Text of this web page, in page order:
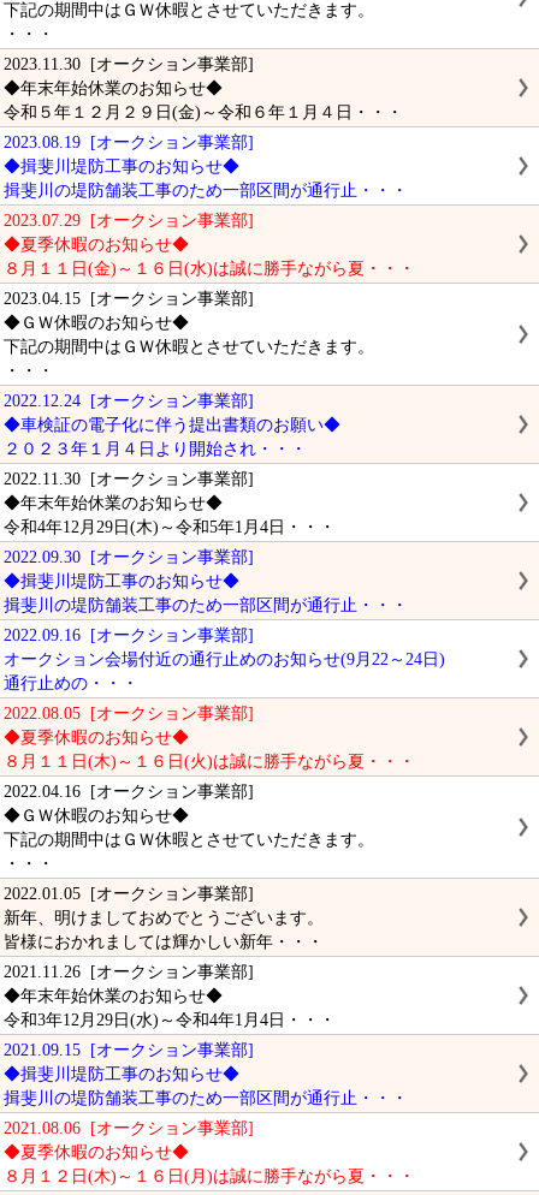
下記の期間中はＧＷ休暇とさせていただきます。
・・・
2023.11.30 [オークション事業部]
◆年末年始休業のお知らせ◆
令和５年１２月２９日(金)～令和６年１月４日・・・
2023.08.19 [オークション事業部]
◆揖斐川堤防工事のお知らせ◆
揖斐川の堤防舗装工事のため一部区間が通行止・・・
2023.07.29 [オークション事業部]
◆夏季休暇のお知らせ◆
８月１１日(金)～１６日(水)は誠に勝手ながら夏・・・
2023.04.15 [オークション事業部]
◆ＧＷ休暇のお知らせ◆
下記の期間中はＧＷ休暇とさせていただきます。
・・・
2022.12.24 [オークション事業部]
◆車検証の電子化に伴う提出書類のお願い◆
２０２３年１月４日より開始され・・・
2022.11.30 [オークション事業部]
◆年末年始休業のお知らせ◆
令和4年12月29日(木)～令和5年1月4日・・・
2022.09.30 [オークション事業部]
◆揖斐川堤防工事のお知らせ◆
揖斐川の堤防舗装工事のため一部区間が通行止・・・
2022.09.16 [オークション事業部]
オークション会場付近の通行止めのお知らせ(9月22～24日)
通行止めの・・・
2022.08.05 [オークション事業部]
◆夏季休暇のお知らせ◆
８月１１日(木)～１６日(火)は誠に勝手ながら夏・・・
2022.04.16 [オークション事業部]
◆ＧＷ休暇のお知らせ◆
下記の期間中はＧＷ休暇とさせていただきます。
・・・
2022.01.05 [オークション事業部]
新年、明けましておめでとうございます。
皆様におかれましては輝かしい新年・・・
2021.11.26 [オークション事業部]
◆年末年始休業のお知らせ◆
令和3年12月29日(水)～令和4年1月4日・・・
2021.09.15 [オークション事業部]
◆揖斐川堤防工事のお知らせ◆
揖斐川の堤防舗装工事のため一部区間が通行止・・・
2021.08.06 [オークション事業部]
◆夏季休暇のお知らせ◆
８月１２日(木)～１６日(月)は誠に勝手ながら夏・・・